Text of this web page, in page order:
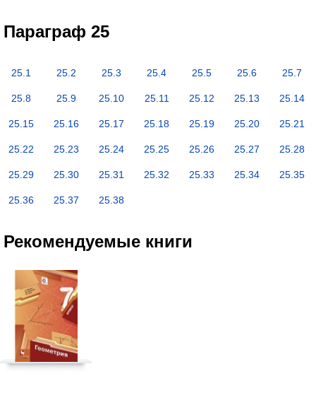
Параграф 25
25.1 25.2 25.3 25.4 25.5 25.6 25.7
25.8 25.9 25.10 25.11 25.12 25.13 25.14
25.15 25.16 25.17 25.18 25.19 25.20 25.21
25.22 25.23 25.24 25.25 25.26 25.27 25.28
25.29 25.30 25.31 25.32 25.33 25.34 25.35
25.36 25.37 25.38
Рекомендуемые книги